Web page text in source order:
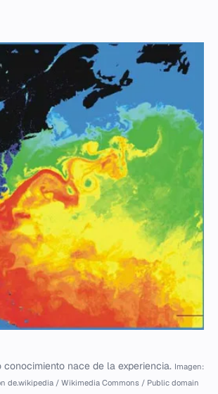
conocimiento nace de la experiencia. Imagen:
de.wikipedia / Wikimedia Commons / Public domain